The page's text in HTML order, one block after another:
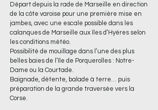
Départ depuis la rade de Marseille en direction
de la côte varoise pour une première mise en
jambes, avec une escale possible dans les
calanques de Marseille aux îles d’Hyères selon
les conditions météo.
Possibilité de mouillage dans l’une des plus
belles baies de l’île de Porquerolles : Notre-
Dame ou la Courtade.
Baignade, détente, balade à terre… puis
préparation de la grande traversée vers la
Corse.